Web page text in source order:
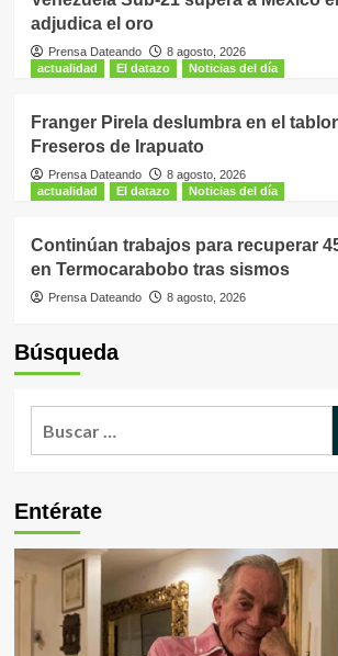
adjudica el oro
Prensa Dateando
8 agosto, 2026
actualidad
El datazo Noticias del día
Franger Pirela deslumbra en el
Freseros de Irapuato
Prensa Dateando
8 agosto, 2026
actualidad
El datazo Noticias del día
Continúan trabajos para recuperar
en Termocarabobo tras sismos
Prensa Dateando 8 agosto, 2026
Búsqueda
Entérate